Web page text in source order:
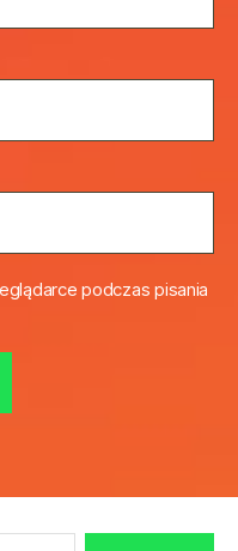
podczas pisania